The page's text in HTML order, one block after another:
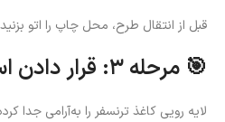
قبل از انتقال طرح، محل چاپ را اتو
🎯 مرحله ۳: قرار دادن استیکر روی لباس
لایه رویی کاغذ ترنسفر را به‌آرامی جدا